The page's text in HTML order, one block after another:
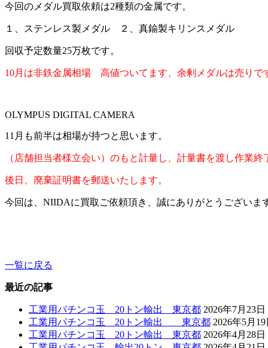
今回のメダル買取依頼は2種類の金属です。
１、ステンレス製メダル ２、真鍮製キリンスメダル
回収予定数量25万枚です。
10月は非鉄金属相場 高値ついてます、余剰メダルは売りで
OLYMPUS DIGITAL CAMERA
11月も前半は相場が持つと思います。
（店舗担当者様立会い）のもと計量し、計量書を渡し作業終
後日、廃棄証明書を郵送いたします。
今回は、NIIDAに買取ご依頼頂き、誠にありがとうございま
一覧に戻る
最近の記事
工業用パチンコ玉 20トン輸出 東京都 2026年7月23日
工業用パチンコ玉 20トン輸出 東京都 2026年5月19
工業用パチンコ玉 20トン輸出 東京都 2026年4月28日